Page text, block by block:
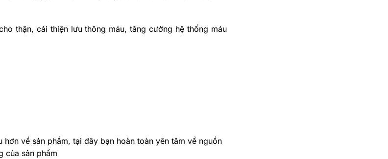
thận, cải thiện lưu thông máu, tăng cường hệ thống máu
hơn về sản phẩm, tại đây bạn hoàn toàn yên tâm về nguồn
của sản phẩm